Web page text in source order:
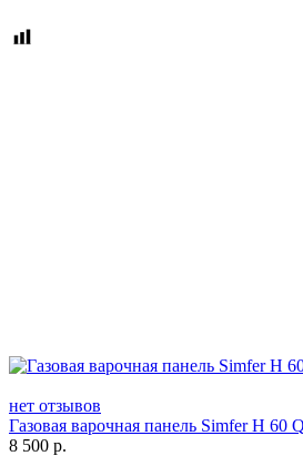
нет отзывов
Газовая варочная панель Simfer H 60
8 500 р.